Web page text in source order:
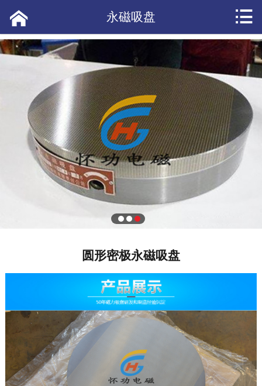
产品展示
应用案例
短视频
公司新闻
产品资讯
常见问答
客户评价
工厂环境
荣誉资质
定制服务
永磁吸盘 

圆形密极永磁吸盘